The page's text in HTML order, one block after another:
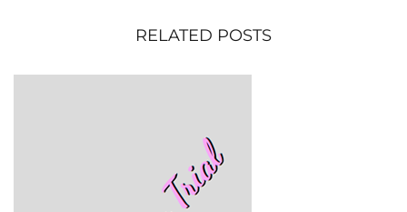
RELATED POSTS